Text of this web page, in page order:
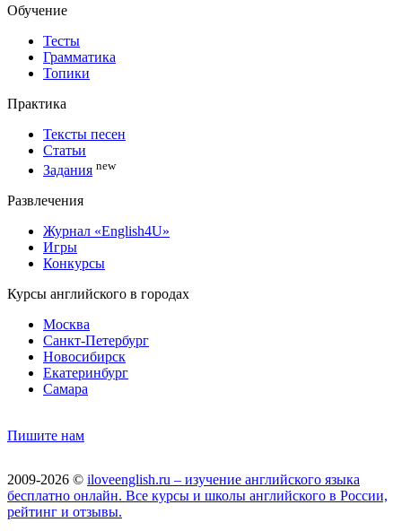
Обучение
Тесты
Грамматика
Топики
Практика
Тексты песен
Статьи
Задания new
Развлечения
Журнал «English4U»
Игры
Конкурсы
Курсы английского в городах
Москва
Санкт-Петербург
Новосибирск
Екатеринбург
Самара
Пишите нам
2009-2026 © iloveenglish.ru – изучение английского языка
бесплатно онлайн. Все курсы и школы английского в России,
рейтинг и отзывы.